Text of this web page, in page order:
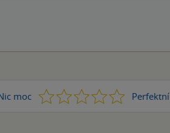
moc 1 2 3 4 Perfektní
5